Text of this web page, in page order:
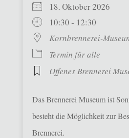
18. Oktober 2026
10:30 - 12:30
Kornbrennerei-
Termin für alle
Offenes Brennerei
Das Brennerei Museum ist
besteht die Möglichkeit zur
Brennerei.